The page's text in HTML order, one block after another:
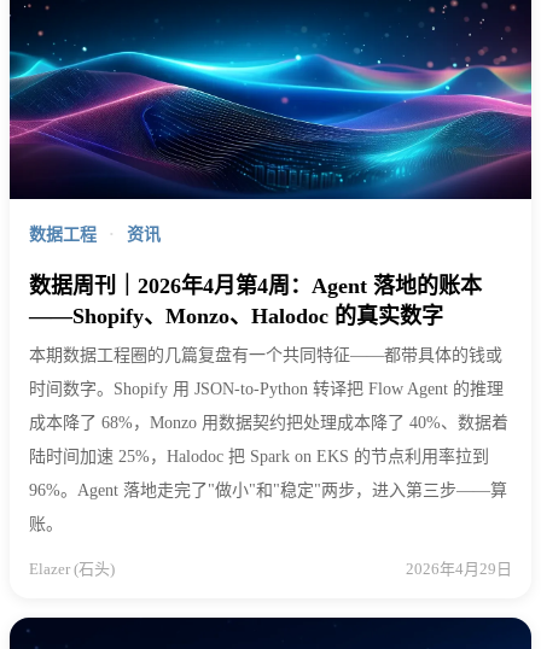
数据工程 · 资讯
数据周刊｜2026年4月第4周：Agent 落地的账本
——Shopify、Monzo、Halodoc 的真实数字
本期数据工程圈的几篇复盘有一个共同特征——都带具体的钱或
时间数字。Shopify 用 JSON-to-Python 转译把 Flow Agent 的推理
成本降了 68%，Monzo 用数据契约把处理成本降了 40%、数据着
陆时间加速 25%，Halodoc 把 Spark on EKS 的节点利用率拉到
96%。Agent 落地走完了"做小"和"稳定"两步，进入第三步——算
账。
Elazer (石头) 2026年4月29日